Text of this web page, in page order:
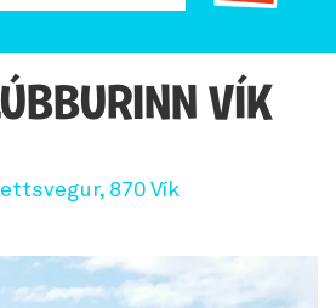
VÍK
870 Vík